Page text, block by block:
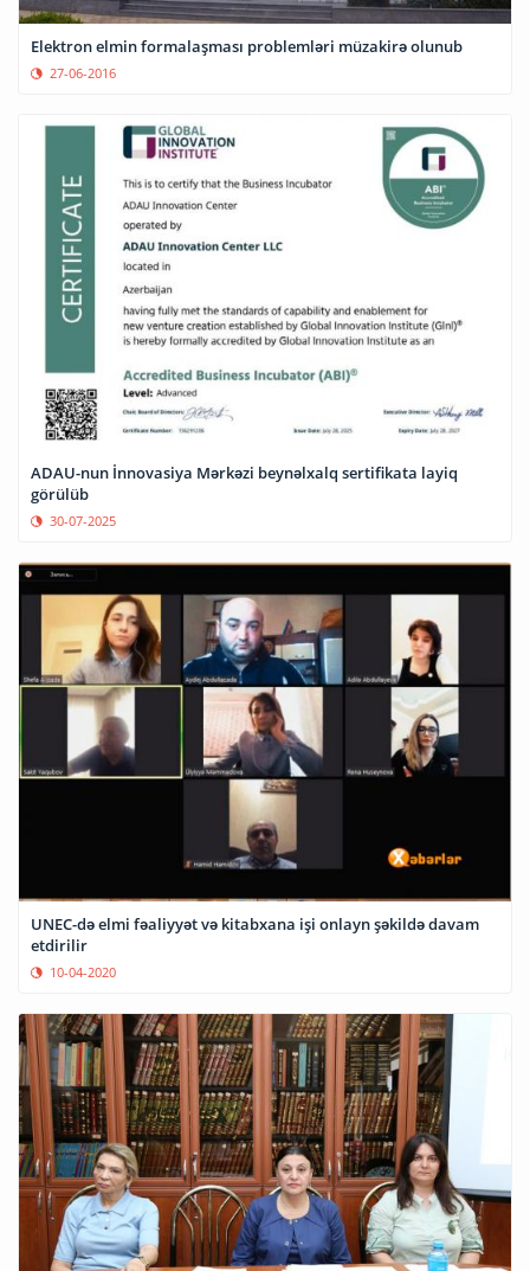
Elektron elmin formalaşması problemləri müzakirə olunub
27-06-2016
ADAU-nun İnnovasiya Mərkəzi beynəlxalq sertifikata layiq
görülüb
30-07-2025
UNEC-də elmi fəaliyyət və kitabxana işi onlayn şəkildə davam
etdirilir
10-04-2020